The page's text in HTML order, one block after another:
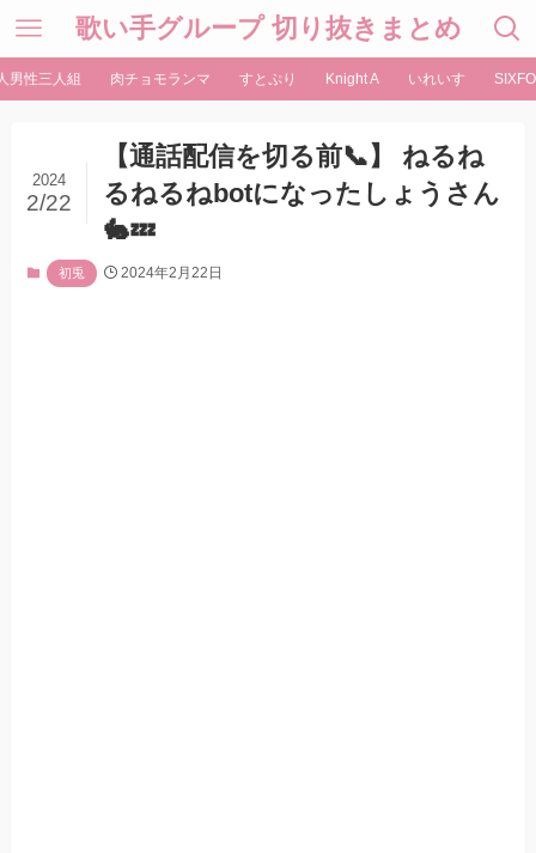
歌い手グループ 切り抜きまとめ
男性三人組 肉チョモランマ すとぷり Knight A いれいす
【通話配信を切る前📞】 ねるね
るねるねbotになったしょうさん
🐇💤
2024
2/22
初兎 2024年2月22日